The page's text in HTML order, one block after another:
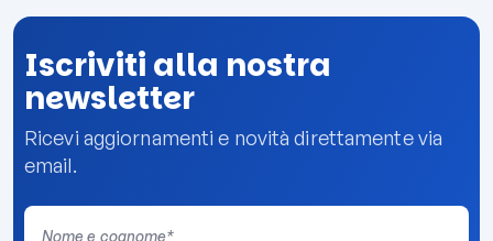
Iscriviti alla nostra
newsletter
Ricevi aggiornamenti e novità direttamente via
email.